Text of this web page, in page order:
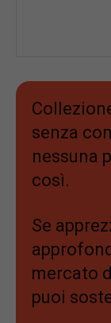
senza
nessuna
così.
Se
mercato
puoi